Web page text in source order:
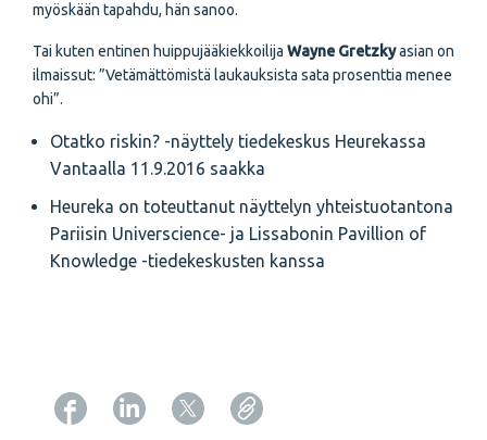
myöskään tapahdu, hän sanoo.
Tai kuten entinen huippujääkiekkoilija Wayne Gretzkyasian on
ilmaissut: ”Vetämättömistä laukauksista sata prosenttia menee
ohi”.
Otatko riskin? -näyttely tiedekeskus Heurekassa
Vantaalla 11.9.2016 saakka
Heureka on toteuttanut näyttelyn yhteistuotantona
Pariisin Universcience- ja Lissabonin Pavillion of
Knowledge -tiedekeskusten kanssa